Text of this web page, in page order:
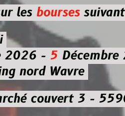
suivante
5Décembre 2026
Wavre
3 - 5590 Ciney